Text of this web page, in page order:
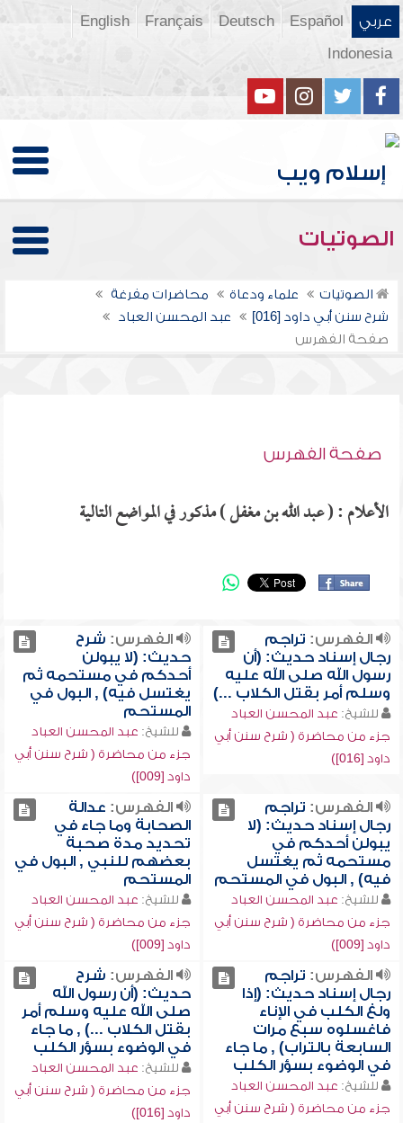
عربي Español
Deutsch
Français
English
Indonesia
الصوتيات
الصوتيات علماء ودعاة
محاضرات مفرغة
شرح سنن أبي داود [016]
عبد المحسن العباد
صفحة الفهرس
صفحة الفهرس
الأعلام : ( عبد الله بن مغفل ) مذكور في المواضع التالية
الفهرس: تراجم
رجال إسناد حديث: (أن
رسول الله صلى الله عليه
وسلم أمر بقتل الكلاب ...)
للشيخ: عبد المحسن العباد
جزء من محاضرة ( شرح سنن أبي
داود [016])
الفهرس: شرح
حديث: (لا يبولن
أحدكم في مستحمه ثم
يغتسل فيه) , البول في
المستحم
للشيخ: عبد المحسن العباد
جزء من محاضرة ( شرح سنن أبي
داود [009])
الفهرس: تراجم
رجال إسناد حديث: (لا
يبولن أحدكم في
مستحمه ثم يغتسل
فيه) , البول في المستحم
للشيخ: عبد المحسن العباد
جزء من محاضرة ( شرح سنن أبي
داود [009])
الفهرس: عدالة
الصحابة وما جاء في
تحديد مدة صحبة
بعضهم للنبي , البول في
المستحم
للشيخ: عبد المحسن العباد
جزء من محاضرة ( شرح سنن أبي
داود [009])
الفهرس: تراجم
رجال إسناد حديث: (إذا
ولغ الكلب في الإناء
فاغسلوه سبع مرات
السابعة بالتراب) , ما جاء
في الوضوء بسؤر الكلب
للشيخ: عبد المحسن العباد
جزء من محاضرة ( شرح سنن أبي
الفهرس: شرح
حديث: (أن رسول الله
صلى الله عليه وسلم أمر
بقتل الكلاب ...) , ما جاء
في الوضوء بسؤر الكلب
للشيخ: عبد المحسن العباد
جزء من محاضرة ( شرح سنن أبي
داود [016])